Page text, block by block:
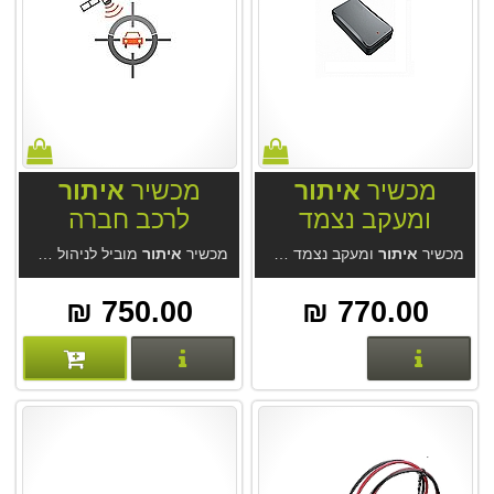
מכשיר איתור
ומעקב נצמד
AGT04T מכשיר איתור ומעקב נצמד AGT04T. מכשיר עצמאי עם סוללה פנימית חזקה 10AH. מארז מגנטי נצמד אטום למים. בשילוב מערכת
770.00 ₪
מכשיר איתור
לרכב חברה
FMM130T 4Gמכשיר איתור מוביל לניהול צי רכב Teltonika FMM130T 4G. מחברת Teltonika האירופאית המובילה בעולם. בשילוב מערכת
750.00 ₪
פרטים נוספים